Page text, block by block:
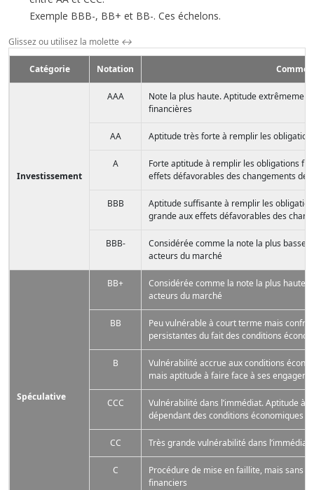
Exemple BBB-, BB+ et BB-. Ces échelons.
Glissez ou utilisez la molette ↔
Catégorie Notation
Investissement
AAA
Note la plus haute. Aptitude
financières
AA Aptitude très forte à remplir les
A
Forte aptitude à remplir les obligations
effets défavorables des changements
BBB
Aptitude suffisante à remplir les
grande aux effets défavorables des
BBB-
Considérée comme la note la plus basse
acteurs du marché
Spéculative
BB+
Considérée comme la note la plus haute
acteurs du marché
BB
Peu vulnérable à court terme mais
persistantes du fait des conditions
B
Vulnérabilité accrue aux conditions
mais aptitude à faire face à ses
CCC
Vulnérabilité dans l’immédiat. Aptitude à
dépendant des conditions économiques
CC Très grande vulnérabilité dans l’immédiat
C
Procédure de mise en faillite, mais sans
financiers